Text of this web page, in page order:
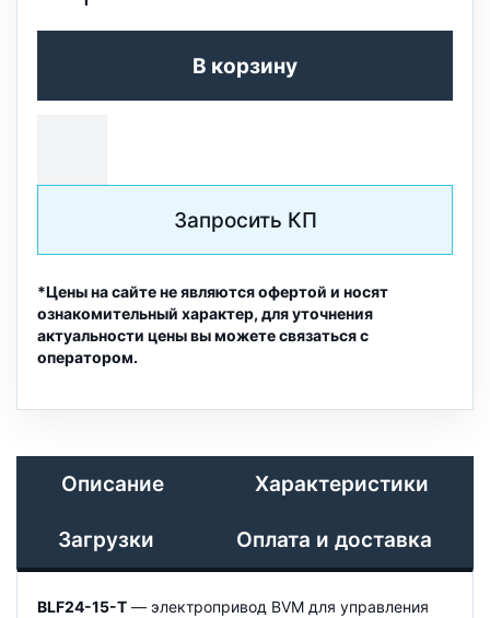
В корзину
Запросить КП
*Цены на сайте не являются офертой и носят
ознакомительный характер, для уточнения
актуальности цены вы можете связаться с
оператором.
Описание Характеристики
Загрузки Оплата и доставка
BLF24-15-T — электропривод BVM для управления